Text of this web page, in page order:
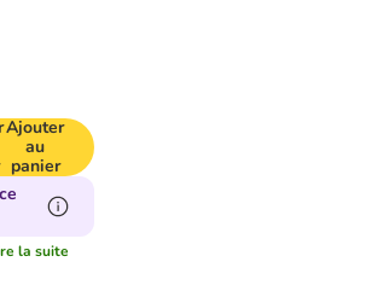
Ajouter
au
panier
la suite